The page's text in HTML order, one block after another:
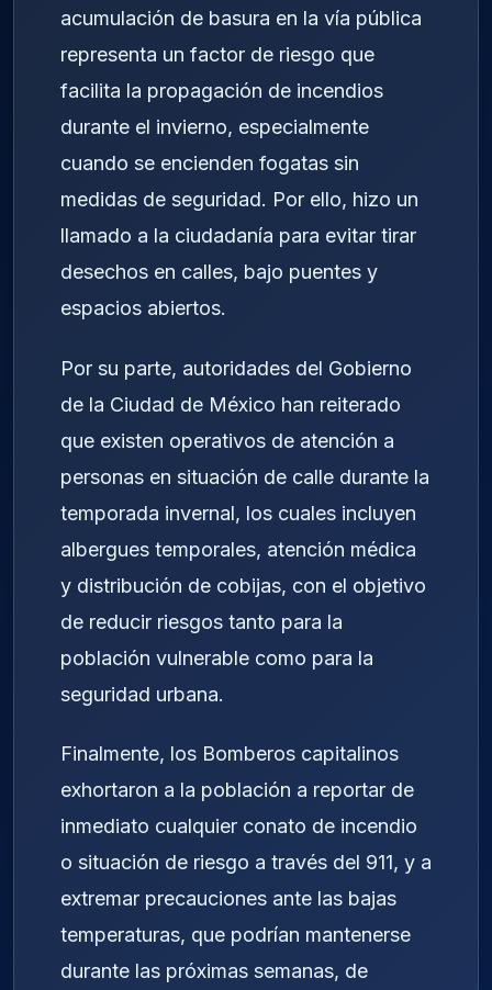
acumulación de basura en la vía pública
representa un factor de riesgo que
facilita la propagación de incendios
durante el invierno, especialmente
cuando se encienden fogatas sin
medidas de seguridad. Por ello, hizo un
llamado a la ciudadanía para evitar tirar
desechos en calles, bajo puentes y
espacios abiertos.
Por su parte, autoridades del Gobierno
de la Ciudad de México han reiterado
que existen operativos de atención a
personas en situación de calle durante la
temporada invernal, los cuales incluyen
albergues temporales, atención médica
y distribución de cobijas, con el objetivo
de reducir riesgos tanto para la
población vulnerable como para la
seguridad urbana.
Finalmente, los Bomberos capitalinos
exhortaron a la población a reportar de
inmediato cualquier conato de incendio
o situación de riesgo a través del 911, y a
extremar precauciones ante las bajas
temperaturas, que podrían mantenerse
durante las próximas semanas, de